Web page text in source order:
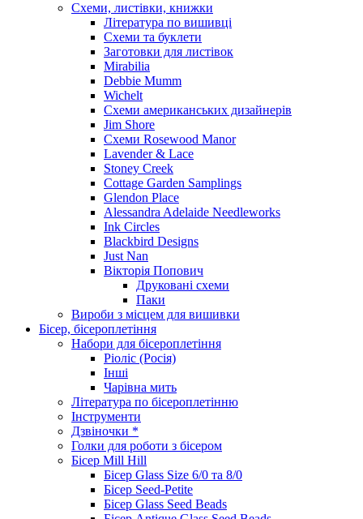
Схеми, листівки, книжки
Література по вишивці
Схеми та буклети
Заготовки для листівок
Mirabilia
Debbie Mumm
Wichelt
Схеми американських дизайнерів
Jim Shore
Cхеми Rosewood Manor
Lavender & Lace
Stoney Creek
Cottage Garden Samplings
Glendon Place
Alessandra Adelaide Needleworks
Ink Circles
Blackbird Designs
Just Nan
Вікторія Попович
Друковані схеми
Паки
Вироби з місцем для вишивки
Бісер, бісероплетіння
Набори для бісероплетіння
Ріоліс (Росія)
Інші
Чарівна мить
Література по бісероплетінню
Інструменти
Дзвіночки *
Голки для роботи з бісером
Бісер Mill Hill
Бісер Glass Size 6/0 та 8/0
Бісер Seed-Petite
Бісер Glass Seed Beads